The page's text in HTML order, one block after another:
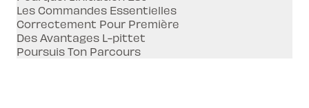
Les Commandes Essentielles
Correctement Pour Première
Des Avantages L-pittet
Poursuis Ton Parcours